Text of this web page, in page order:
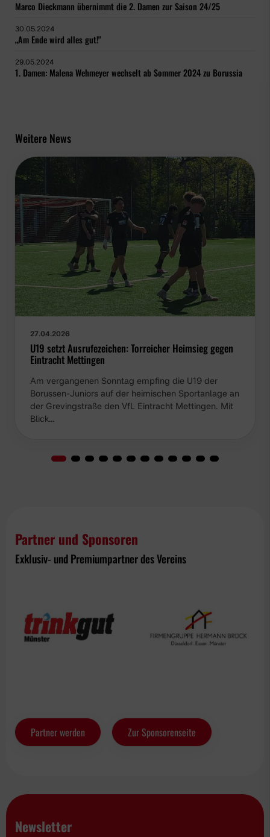
Marco Dieckmann übernimmt die 2. Damen zur Saison 24/25
30.05.2024
„Am Ende wird alles gut!"
29.05.2024
1. Damen: Malena Wehmeyer wechselt ab Sommer 2024 zu Borussia
Weitere News
27.04.2026
U19 setzt Ausrufezeichen: Torreicher Heimsieg gegen
Eintracht Mettingen
Am vergangenen Sonntag empfing die U19 der
Borussen-Juniors auf der heimischen Sportanlage an
der Grevingstraße den VfL Eintracht Mettingen. Mit
Blick…
Partner und Sponsoren
Exklusiv- und Premiumpartner des Vereins
Partner werden Zur Sponsorenseite
Newsletter